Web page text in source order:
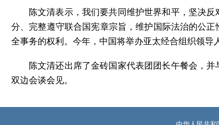
陈文清表示，我们要共同维护世界和平，坚决
分、完整遵守联合国宪章宗旨，维护国际法治的公
全事务的权利。今年，中国将举办亚太经合组织领
陈文清还出席了金砖国家代表团团长午餐会，
双边会谈会见。